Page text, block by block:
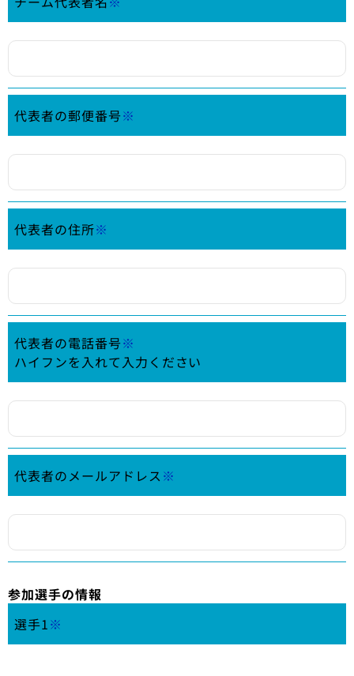
代表者の郵便番号※
代表者の住所※
代表者の電話番号※
ハイフンを入れて入力ください
代表者のメールアドレス※
参加選手の情報
選手1※